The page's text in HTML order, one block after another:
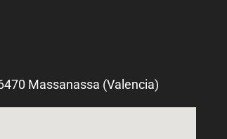
Massanassa (Valencia)